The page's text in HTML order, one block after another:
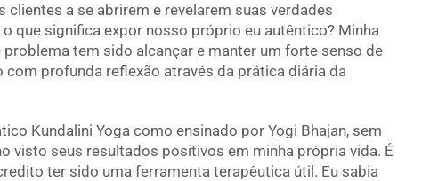
a se abrirem e revelarem suas verdades
que significa expor nosso próprio eu autêntico? Minha
tem sido alcançar e manter um forte senso de
com profunda reflexão através da prática diária da
Kundalini Yoga como ensinado por Yogi Bhajan, sem
visto seus resultados positivos em minha própria vida. É
ter sido uma ferramenta terapêutica útil. Eu sabia